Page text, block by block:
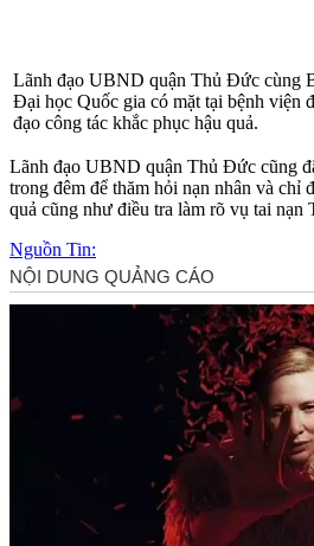
Lãnh đạo UBND quận Thủ Đức cùng
Đại học Quốc gia có mặt tại bệnh viện
đạo công tác khắc phục hậu quả.
Lãnh đạo UBND quận Thủ Đức cũng
trong đêm để thăm hỏi nạn nhân và chỉ
quả cũng như điều tra làm rõ vụ tai nạn
Nguồn Tin: